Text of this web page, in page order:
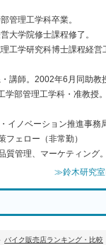
管理工学科卒業。
大学院修士課程修了。
工学研究科博士課程経営
講師。2002年6月同助教
学部管理工学科・准教授
イノベーション推進事務
フェロー（非常勤）
質管理、マーケティング。
≫鈴木研究室
バイク販売店ランキング・比較